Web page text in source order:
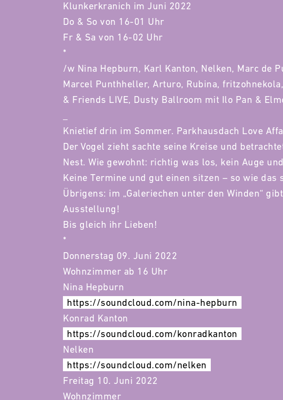
Klunkerkranich im Juni 2022
Do & So von 16-01 Uhr
Fr & Sa von 16-02 Uhr
*
/w Nina Hepburn, Karl Kanton, Nelken, Marc de
Marcel Punthheller, Arturo, Rubina,
& Friends LIVE, Dusty Ballroom mit Ilo Pan &
Knietief drin im Sommer. Parkhausdach Love
Der Vogel zieht sachte seine Kreise und
Nest. Wie gewohnt: richtig was los, kein Auge
Keine Termine und gut einen sitzen – so wie das
Übrigens: im „Galeriechen unter den Winden“
Ausstellung!
Bis gleich ihr Lieben!
*
Donnerstag 09. Juni 2022
Wohnzimmer ab 16 Uhr
Nina Hepburn
https://soundcloud.com/nina-hepburn
Konrad Kanton
https://soundcloud.com/konradkanton
Nelken
https://soundcloud.com/nelken
Freitag 10. Juni 2022
Wohnzimmer